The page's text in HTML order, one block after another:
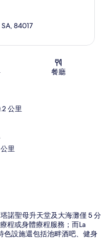
84017
餐廳
公里
里
諾聖母升天堂及大海灘僅 5 分
程或身體療程服務；而La
色設施還包括池畔酒吧、健身